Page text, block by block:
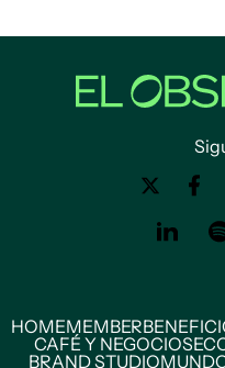
HOMEMEMBER
CAFÉ Y NEGOCIOS
BRAND STUDIO